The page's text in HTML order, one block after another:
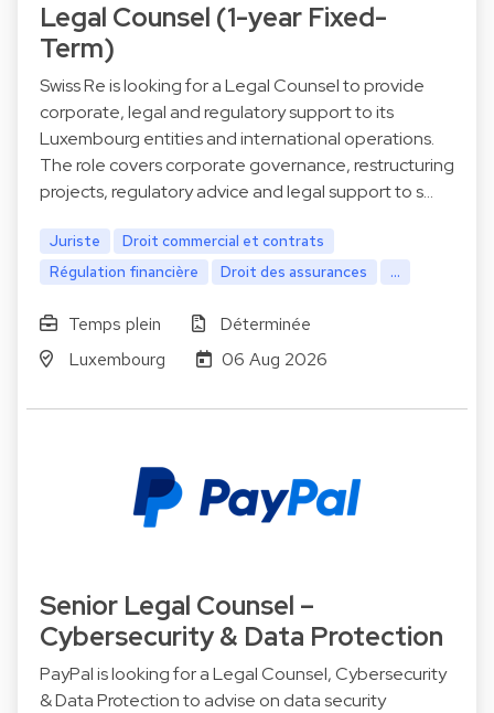
Legal Counsel (1-year Fixed-
Term)
Swiss Re is looking for a Legal Counsel to provide
corporate, legal and regulatory support to its
Luxembourg entities and international operations.
The role covers corporate governance, restructuring
projects, regulatory advice and legal support to s…
Juriste
Droit commercial et contrats
Régulation financière
Droit des assurances ...
Temps plein
Déterminée
Luxembourg
06 Aug 2026
Senior Legal Counsel –
Cybersecurity & Data Protection
PayPal is looking for a Legal Counsel, Cybersecurity
& Data Protection to advise on data security